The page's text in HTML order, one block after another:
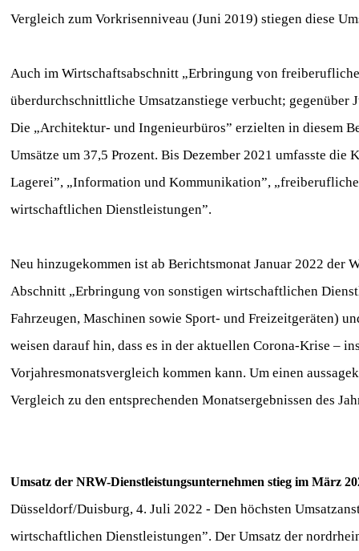
Vergleich zum Vorkrisenniveau (Juni 2019) stiegen diese
Auch im Wirtschaftsabschnitt „Erbringung von
überdurchschnittliche Umsatzanstiege verbucht; gegenüber
Die „Architektur- und Ingenieurbüros” erzielten in diesem
Umsätze um 37,5 Prozent. Bis Dezember 2021 umfasste
Lagerei”, „Information und Kommunikation”,
wirtschaftlichen Dienstleistungen”.
Neu hinzugekommen ist ab Berichtsmonat Januar 2022 der
Abschnitt „Erbringung von sonstigen wirtschaftlichen
Fahrzeugen, Maschinen sowie Sport- und Freizeitgeräten)
weisen darauf hin, dass es in der aktuellen Corona-Krise –
Vorjahresmonatsvergleich kommen kann. Um einen
Vergleich zu den entsprechenden Monatsergebnissen des
Umsatz der NRW-Dienstleistungsunternehmen stieg im März
Düsseldorf/Duisburg, 4. Juli 2022 - Den höchsten
wirtschaftlichen Dienstleistungen”. Der Umsatz der